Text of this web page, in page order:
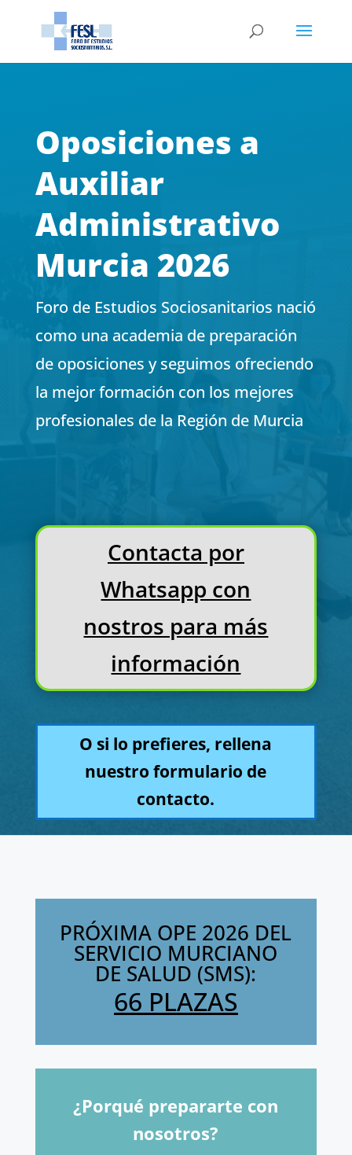
Oposiciones a
Auxiliar
Administrativo
Murcia 2026
Foro de Estudios Sociosanitarios nació
como una academia de preparación
de oposiciones y seguimos ofreciendo
la mejor formación con los mejores
profesionales de la Región de Murcia
Contacta por
Whatsapp con
nostros para más
información
O si lo prefieres, rellena
nuestro formulario de
contacto.
PRÓXIMA OPE 2026 DEL
SERVICIO MURCIANO
DE SALUD (SMS):
66 PLAZAS
¿Porqué prepararte con
nosotros?